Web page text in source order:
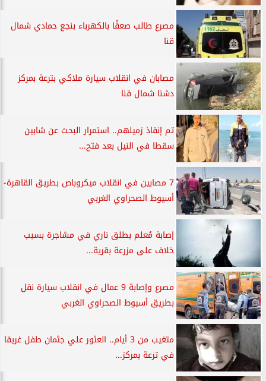
مصرع طالب صعقًا بالكهرباء بنجع حمادي شمال
قنا
مصابان في انقلاب سيارة ملاكي بترعة بمركز
دشنا شمال قنا
تم إنقاذ زميلهم.. استمرار البحث عن شابين
سقطا في النيل بعد فتح...
7 مصابين في انقلاب ميكروباص بطريق القاهرة-
أسيوط الصحراوي الغربي
إصابة مُعلم بطلق ناري في مشاجرة بسبب
خلاف على مزرعة بقرية...
مصرع وإصابة 9 عمال في انقلاب سيارة نقل
بطريق أسيوط الصحراوي الغربي
متغيب من 3 أيام.. العثور علي جثمان طفل غريقا
في ترعة بمركز...